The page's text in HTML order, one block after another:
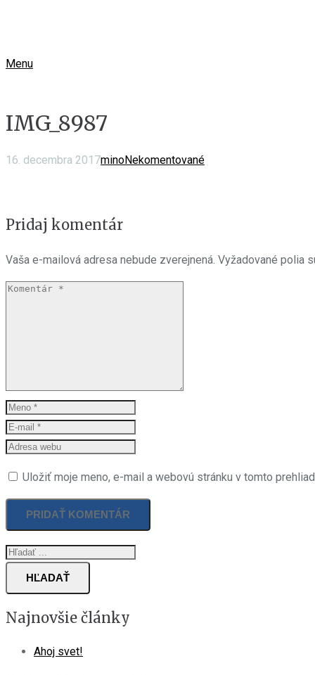
Menu
IMG_8987
16. decembra 2017minoNekomentované
Pridaj komentár
Vaša e-mailová adresa nebude zverejnená. Vyžadované polia
Uložiť moje meno, e-mail a webovú stránku v tomto
HĽADAŤ
Najnovšie články
Ahoj svet!